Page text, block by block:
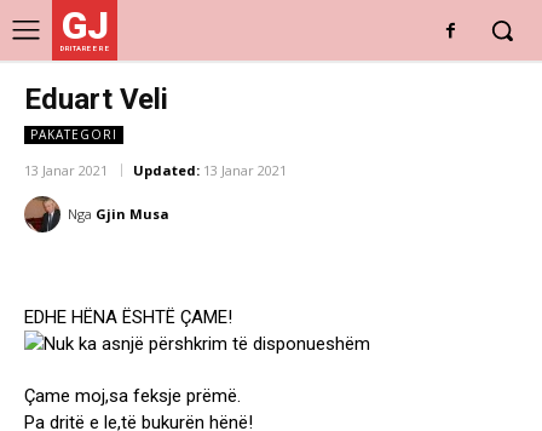
GJ
DRITARE E RE
Eduart Veli
PAKATEGORI
13 Janar 2021 Updated: 13 Janar 2021
Nga Gjin Musa
EDHE HËNA ËSHTË ÇAME!
Çame moj,sa feksje prëmë.
Pa dritë e le,të bukurën hënë!